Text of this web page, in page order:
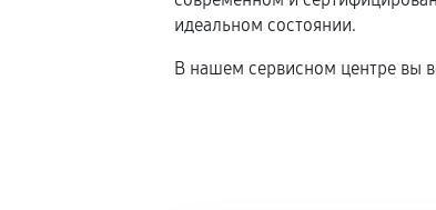
идеальном состоянии.
В нашем сервисном центре вы